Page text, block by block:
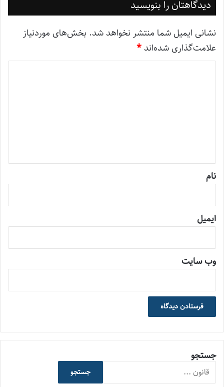
دیدگاهتان را بنویسید
نشانی ایمیل شما منتشر نخواهد شد. بخش‌های موردنیاز
علامت‌گذاری شده‌اند *
نام
ایمیل
وب‌ سایت
جستجو
جستجو